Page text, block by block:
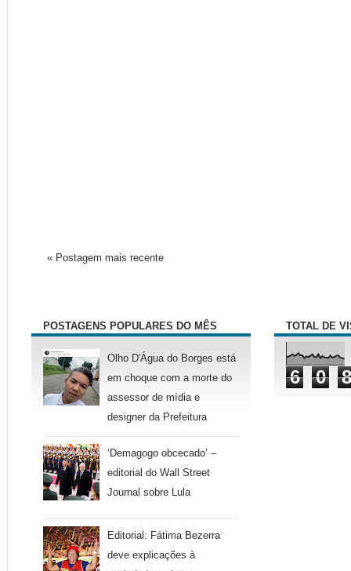
« Postagem mais recente
POSTAGENS POPULARES DO MÊS
Olho D'Água do Borges está
em choque com a morte do
assessor de mídia e
designer da Prefeitura
‘Demagogo obcecado’ –
editorial do Wall Street
Journal sobre Lula
Editorial: Fátima Bezerra
deve explicações à
TOTAL DE
6 0 8